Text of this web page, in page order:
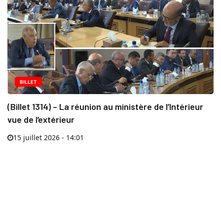
BILLET
(Billet 1314) – La réunion au ministère de l’Intérieur
vue de l’extérieur
15 juillet 2026 - 14:01